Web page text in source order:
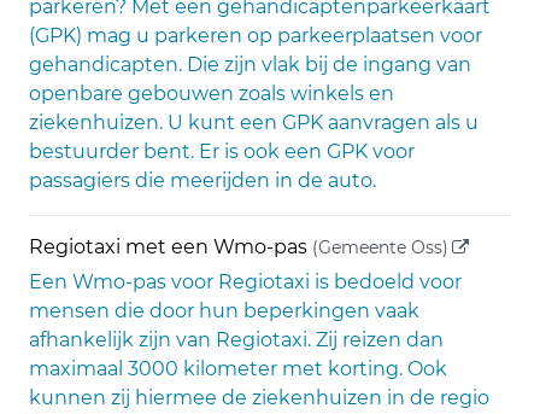
parkeren? Met een gehandicaptenparkeerkaart
(GPK) mag u parkeren op parkeerplaatsen voor
gehandicapten. Die zijn vlak bij de ingang van
openbare gebouwen zoals winkels en
ziekenhuizen. U kunt een GPK aanvragen als u
bestuurder bent. Er is ook een GPK voor
passagiers die meerijden in de auto.
Regiotaxi met een Wmo-pas (Gemeente Oss) (externe
Een Wmo-pas voor Regiotaxi is bedoeld voor
mensen die door hun beperkingen vaak
afhankelijk zijn van Regiotaxi. Zij reizen dan
maximaal 3000 kilometer met korting. Ook
kunnen zij hiermee de ziekenhuizen in de regio